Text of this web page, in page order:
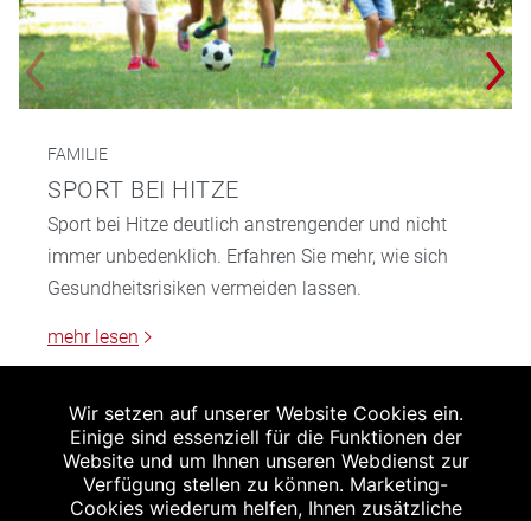
FAMILIE
SPORT BEI HITZE
Sport bei Hitze deutlich anstrengender und nicht
immer unbedenklich. Erfahren Sie mehr, wie sich
Gesundheitsrisiken vermeiden lassen.
mehr lesen
Wir setzen auf unserer Website Cookies ein.
Einige sind essenziell für die Funktionen der
Website und um Ihnen unseren Webdienst zur
Verfügung stellen zu können. Marketing-
Cookies wiederum helfen, Ihnen zusätzliche